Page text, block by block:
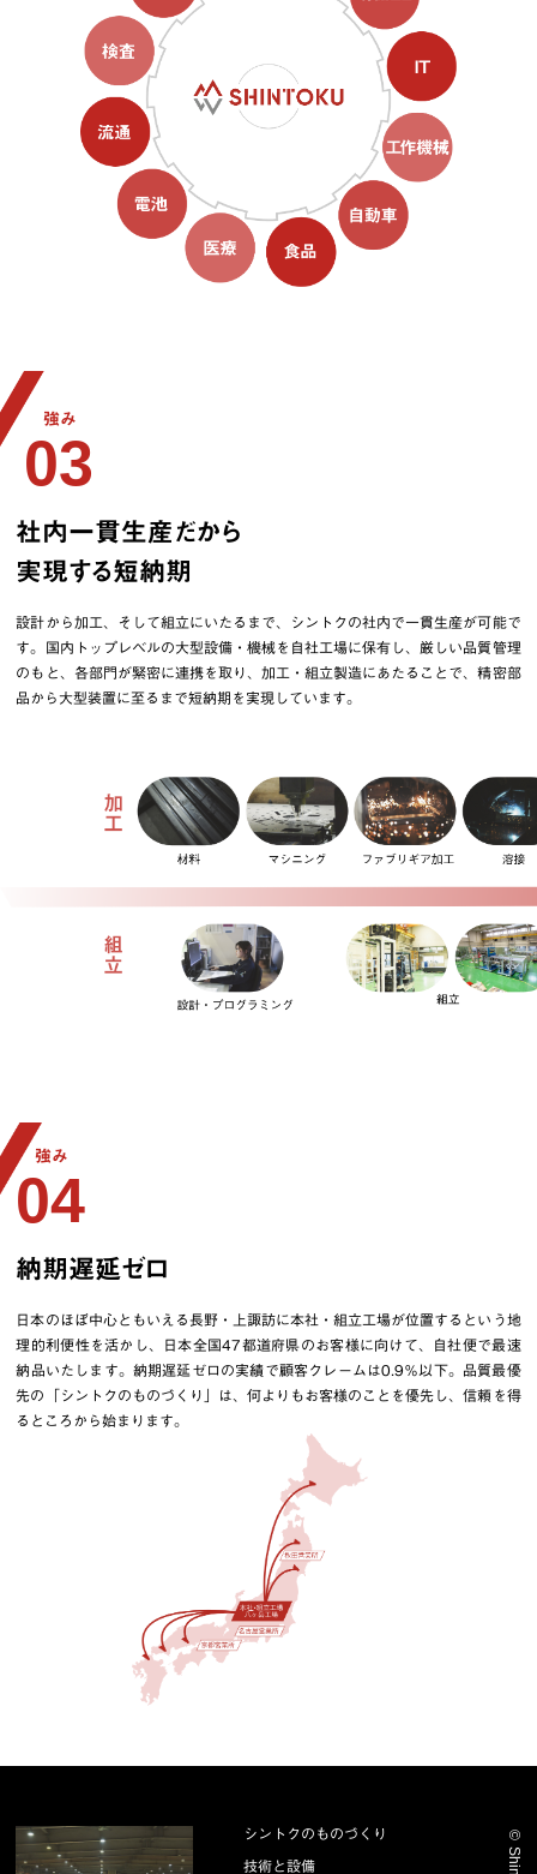
強み
03
社内一貫生産だから
実現する短納期
設計から加工、そして組立にいたるまで、シントクの社内で一貫生産が可能で
す。国内トップレベルの大型設備・機械を自社工場に保有し、厳しい品質管理
のもと、各部門が緊密に連携を取り、加工・組立製造にあたることで、精密部
品から大型装置に至るまで短納期を実現しています。
強み
04
納期遅延ゼロ
日本のほぼ中心ともいえる長野・上諏訪に本社・組立工場が位置するという地
理的利便性を活かし、日本全国47都道府県のお客様に向けて、自社便で最速
納品いたします。納期遅延ゼロの実績で顧客クレームは0.9％以下。品質最優
先の「シントクのものづくり」は、何よりもお客様のことを優先し、信頼を得
るところから始まります。
シントクのものづくり
技術と設備
©